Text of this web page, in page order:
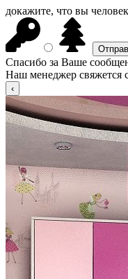
докажите, что вы
Спасибо за Ваше
Наш менеджер свяжется